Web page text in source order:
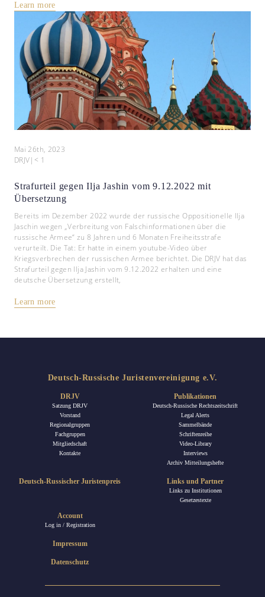
Learn more
Mai 26th, 2023
DRJV| < 1
Strafurteil gegen Ilja Jashin vom 9.12.2022 mit
Übersetzung
Bereits im Dezember 2022 wurde der russische Oppositionelle Ilja
Jaschin wegen „Verbreitung von Falschinformationen über die
russische Armee“ zu 8 Jahren und 6 Monaten Freiheitsstrafe
verurteilt. Die Tat: Er hatte in einem youtube-Video über
Kriegsverbrechen der russischen Armee berichtet. Die DRJV hat das
Strafurteil gegen Ilja Jashin vom 9.12.2022 erhalten und eine
deutsche Übersetzung erstellt,
Learn more
Deutsch-Russische Juristenvereinigung e.V.
DRJV
Satzung DRJV
Vorstand
Regionalgruppen
Fachgruppen
Mitgliedschaft
Kontakte
Publikationen
Deutsch-Russische Rechtszeitschrift
Legal Alerts
Sammelbände
Schriftenreihe
Video-Library
Interviews
Archiv Mitteilungshefte
Deutsch-Russischer Juristenpreis
Account
Log in / Registration
Links und Partner
Links zu Institutionen
Gesetzestexte
Impressum
Datenschutz